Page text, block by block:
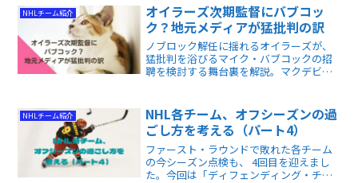
NHLチーム紹介
オイラーズ次期監督にバブコッ
ク？地元メディアが猛批判の訳
ノブロック解任に揺れるオイラーズが、
猛批判を浴びるマイク・バブコックの招
聘を検討する舞台裏を解説。マクデビッ
新監督人事論争の全貌が具体的に分かり
ます。
NHLチーム紹介
NHL各チーム、オフシーズンの過
ごし方を考える（パート4）
ファースト・ラウンドで敗れた各チーム
の今シーズン点検も、 4回目を迎えまし
た。今回は「ディフェンディング・チャ